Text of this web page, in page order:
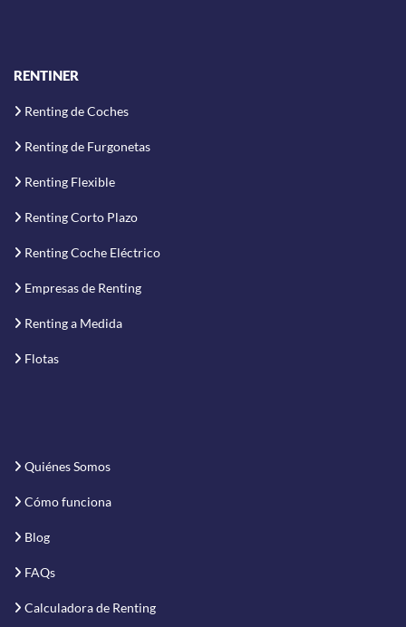
RENTINER
Renting de Coches
Renting de Furgonetas
Renting Flexible
Renting Corto Plazo
Renting Coche Eléctrico
Empresas de Renting
Renting a Medida
Flotas
Quiénes Somos
Cómo funciona
Blog
FAQs
Calculadora de Renting